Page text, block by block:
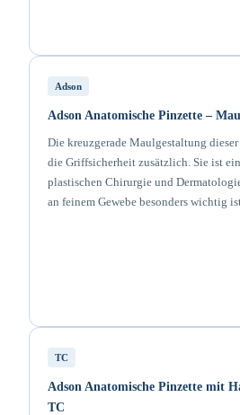
Adson
Adson Anatomische Pinzette –
Die kreuzgerade Maulgestaltung
die Griffsicherheit zusätzlich. Sie ist
plastischen Chirurgie und
an feinem Gewebe besonders wichtig
TC
Adson Anatomische Pinzette mit
TC